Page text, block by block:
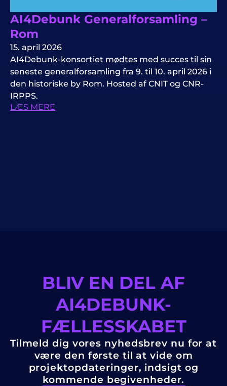
AI4Debunk Generalforsamling –
Rom
15. april 2026
AI4Debunk-konsortiet mødtes med succes til sin
seneste generalforsamling fra 9. til 10. april 2026 i
den historiske by Rom. Hosted af CNIT og CNR-
IRPPS.
LÆS MERE
BLIV EN DEL AF
AI4DEBUNK-
FÆLLESSKABET
Tilmeld dig vores nyhedsbrev nu for at
være den første til at vide om
projektopdateringer, indsigt og
kommende begivenheder.